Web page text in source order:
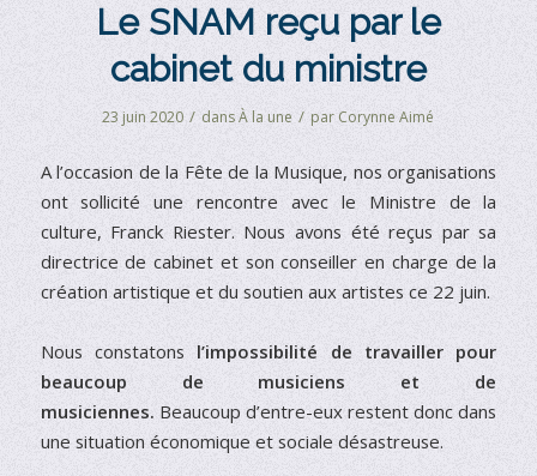
Le SNAM reçu par le
cabinet du ministre
23 juin 2020 / dansÀ la une / par Corynne Aimé
A l’occasion de la Fête de la Musique, nos organisations
ont sollicité une rencontre avec le Ministre de la
culture, Franck Riester. Nous avons été reçus par sa
directrice de cabinet et son conseiller en charge de la
création artistique et du soutien aux artistes ce 22 juin.
Nous constatons l’impossibilité de travailler pour
beaucoup de musiciens et de
musiciennes. Beaucoup d’entre-eux restent donc dans
une situation économique et sociale désastreuse.